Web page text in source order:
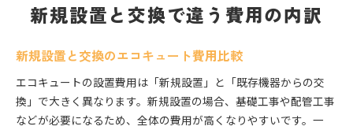
新規設置と交換で違う費用の内訳
新規設置と交換のエコキュート費用比較
エコキュートの設置費用は「新規設置」と「既存機器からの交
換」で大きく異なります。新規設置の場合、基礎工事や配管工事
などが必要になるため、全体の費用が高くなりやすいです。一